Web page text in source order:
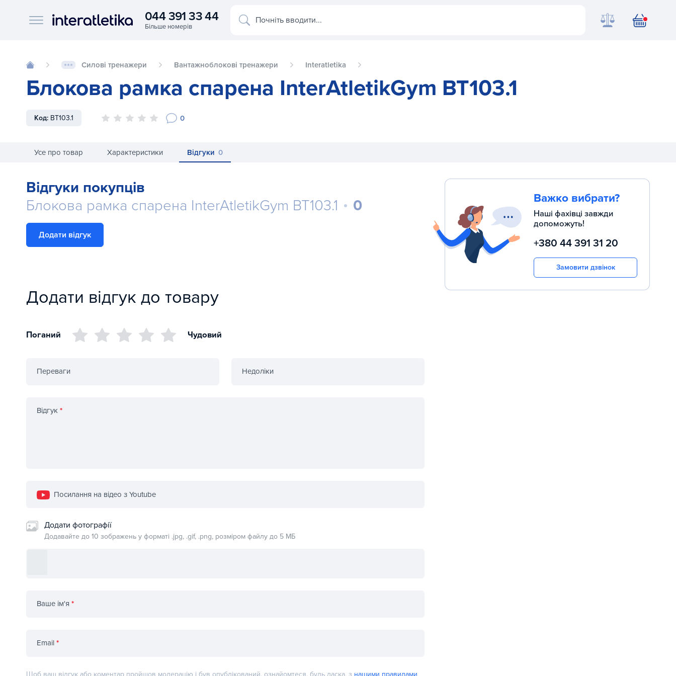
Interatletika logo
044 391 33 44 Почніть вводити...
Силові тренажери Вантажноблокові тренажери Interatletika
Блокова рамка спарена InterAtletikGym BT103.1
Код: BT103.1 0
Усе про товар Характеристики Відгуки 0
Відгуки покупців
Блокова рамка спарена InterAtletikGym BT103.1
0
Додати відгук
Додати відгук до товару
Поганий Чудовий
Переваги Недоліки
Відгук *
Посилання на відео з Youtube
Додати фотографії
Додавайте до 10 зображень у форматі .jpg, .gif, .png, розміром файлу до 5 МБ
Ваше ім'я *
Email *
Щоб ваш відгук або коментар пройшов модерацію і був опублікований, ознайомтеся, будь ласка, з нашими правилами
Важко вибрати?
Наші фахівці завжди
допоможуть!
+380 44 391 31 20
Замовити дзвінок